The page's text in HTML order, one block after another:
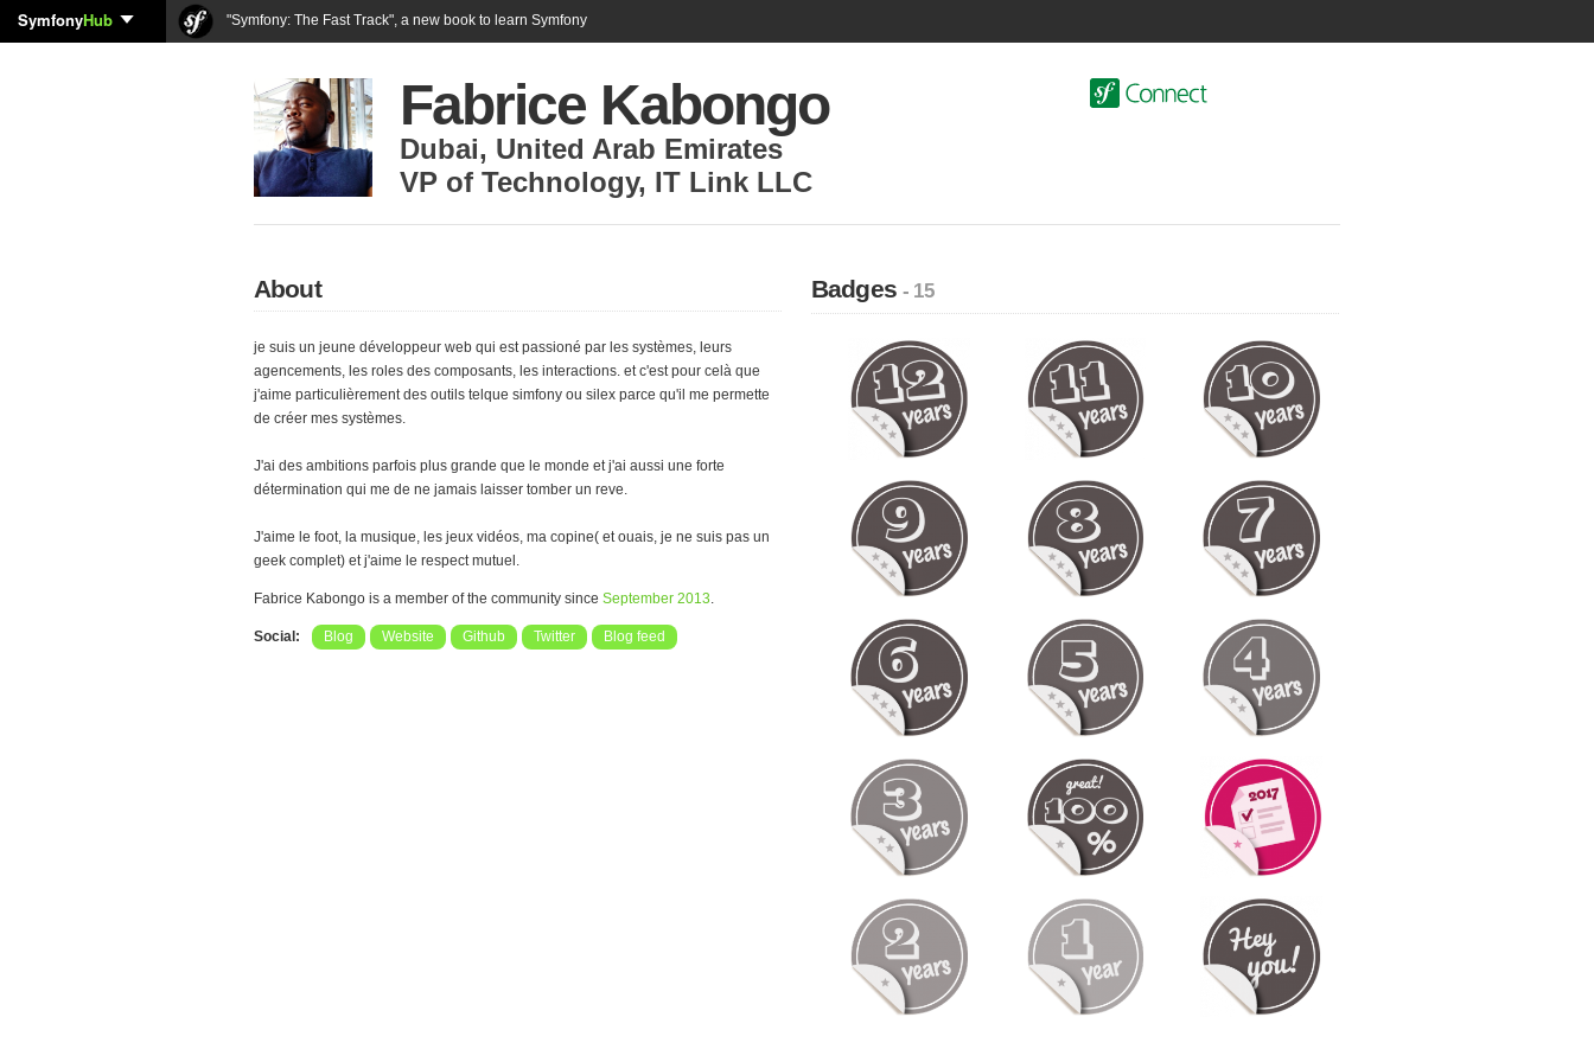
SymfonyHub "Symfony: The Fast Track", a new book to learn Symfony
Fabrice Kabongo
Dubai, United Arab Emirates
VP of Technology, IT Link LLC
About
je suis un jeune développeur web qui est passioné par les systèmes, leurs
agencements, les roles des composants, les interactions. et c'est pour celà que
j'aime particulièrement des outils telque simfony ou silex parce qu'il me permette
de créer mes systèmes.
J'ai des ambitions parfois plus grande que le monde et j'ai aussi une forte
détermination qui me de ne jamais laisser tomber un reve.
J'aime le foot, la musique, les jeux vidéos, ma copine( et ouais, je ne suis pas un
geek complet) et j'aime le respect mutuel.
Fabrice Kabongo is a member of the community since September 2013.
Social: Blog Website Github Twitter Blog feed
Badges- 15